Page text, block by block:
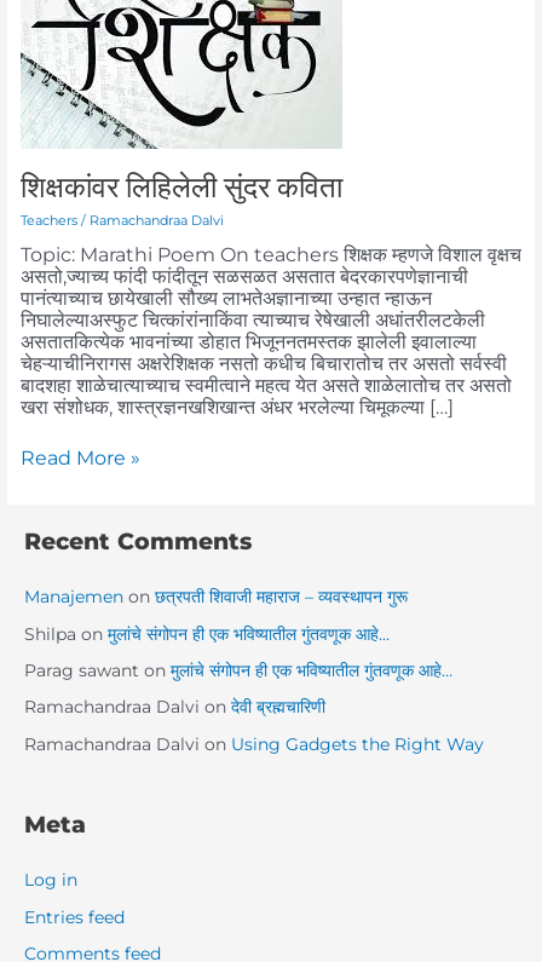
शिक्षकांवर लिहिलेली सुंदर कविता
Teachers/ Ramachandraa Dalvi
Topic: Marathi Poem On teachers शिक्षक म्हणजे विशाल वृक्षच
असतो,ज्याच्य फांदी फांदीतून सळसळत असतात बेदरकारपणेज्ञानाची
पानंत्याच्याच छायेखाली सौख्य लाभतेअज्ञानाच्या उन्हात न्हाऊन
निघालेल्याअस्फुट चित्कांरांनाकिंवा त्याच्याच रेषेखाली अधांतरीलटकेली
असतातकित्येक भावनांच्या डोहात भिजूननतमस्तक झालेली इवालाल्या
चेहऱ्याचीनिरागस अक्षरेशिक्षक नसतो कधीच बिचारातोच तर असतो सर्वस्वी
बादशहा शाळेचात्याच्याच स्वमीत्वाने महत्व येत असते शाळेलातोच तर असतो
खरा संशोधक, शास्त्रज्ञनखशिखान्त अंधर भरलेल्या चिमूकल्या […]
Read More »
Recent Comments
Manajemenon छत्रपती शिवाजी महाराज – व्यवस्थापन गुरू
Shilpa on मुलांचे संगोपन ही एक भविष्यातील गुंतवणूक आहे…
Parag sawant on मुलांचे संगोपन ही एक भविष्यातील गुंतवणूक आहे…
Ramachandraa Dalvi on देवी ब्रह्मचारिणी
Ramachandraa Dalvi on Using Gadgets the Right Way
Meta
Log in
Entries feed
Comments feed